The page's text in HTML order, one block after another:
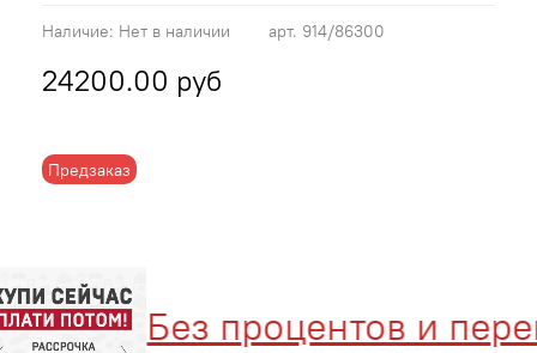
арт. 914/86300
Наличие: Нет в наличии
Предзаказ
24200.00 руб
Без процентов и